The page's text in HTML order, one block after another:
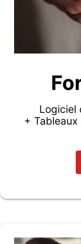
Logiciel
+